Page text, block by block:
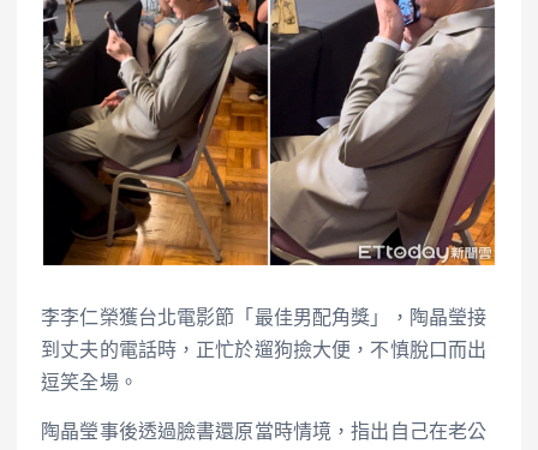
李李仁榮獲台北電影節「最佳男配角獎」，陶晶瑩接
到丈夫的電話時，正忙於遛狗撿大便，不慎脫口而出
逗笑全場。
陶晶瑩事後透過臉書還原當時情境，指出自己在老公